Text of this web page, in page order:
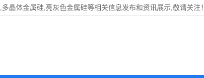
,多晶体金属硅,亮灰色金属硅等相关信息发布和资讯展示,敬请关注！